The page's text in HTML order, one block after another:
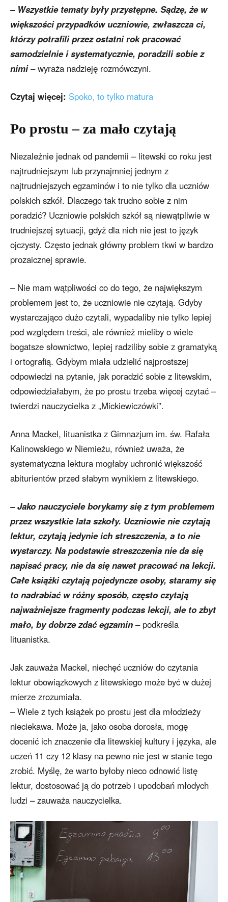
– Wszystkie tematy były przystępne. Sądzę, że w
większości przypadków uczniowie, zwłaszcza ci,
którzy potrafili przez ostatni rok pracować
samodzielnie i systematycznie, poradzili sobie z
nimi– wyraża nadzieję rozmówczyni.
Czytaj więcej: Spoko, to tylko matura
Po prostu – za mało czytają
Niezależnie jednak od pandemii – litewski co roku jest
najtrudniejszym lub przynajmniej jednym z
najtrudniejszych egzaminów i to nie tylko dla uczniów
polskich szkół. Dlaczego tak trudno sobie z nim
poradzić? Uczniowie polskich szkół są niewątpliwie w
trudniejszej sytuacji, gdyż dla nich nie jest to język
ojczysty. Często jednak główny problem tkwi w bardzo
prozaicznej sprawie.
– Nie mam wątpliwości co do tego, że największym
problemem jest to, że uczniowie nie czytają. Gdyby
wystarczająco dużo czytali, wypadaliby nie tylko lepiej
pod względem treści, ale również mieliby o wiele
bogatsze słownictwo, lepiej radziliby sobie z gramatyką
i ortografią. Gdybym miała udzielić najprostszej
odpowiedzi na pytanie, jak poradzić sobie z litewskim,
odpowiedziałabym, że po prostu trzeba więcej czytać –
twierdzi nauczycielka z „Mickiewiczówki”.
Anna Mackel, lituanistka z Gimnazjum im. św. Rafała
Kalinowskiego w Niemieżu, również uważa, że
systematyczna lektura mogłaby uchronić większość
abiturientów przed słabym wynikiem z litewskiego.
– Jako nauczyciele borykamy się z tym problemem
przez wszystkie lata szkoły. Uczniowie nie czytają
lektur, czytają jedynie ich streszczenia, a to nie
wystarczy. Na podstawie streszczenia nie da się
napisać pracy, nie da się nawet pracować na lekcji.
Całe książki czytają pojedyncze osoby, staramy się
to nadrabiać w różny sposób, często czytają
najważniejsze fragmenty podczas lekcji, ale to zbyt
mało, by dobrze zdać egzamin – podkreśla
lituanistka.
Jak zauważa Mackel, niechęć uczniów do czytania
lektur obowiązkowych z litewskiego może być w dużej
mierze zrozumiała.
– Wiele z tych książek po prostu jest dla młodzieży
nieciekawa. Może ja, jako osoba dorosła, mogę
docenić ich znaczenie dla litewskiej kultury i języka, ale
uczeń 11 czy 12 klasy na pewno nie jest w stanie tego
zrobić. Myślę, że warto byłoby nieco odnowić listę
lektur, dostosować ją do potrzeb i upodobań młodych
ludzi – zauważa nauczycielka.